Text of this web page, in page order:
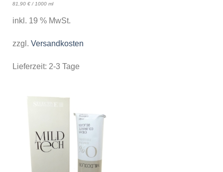
81,90 €/ 1000 ml
inkl. 19 % MwSt.
zzgl. Versandkosten
Lieferzeit: 2-3 Tage